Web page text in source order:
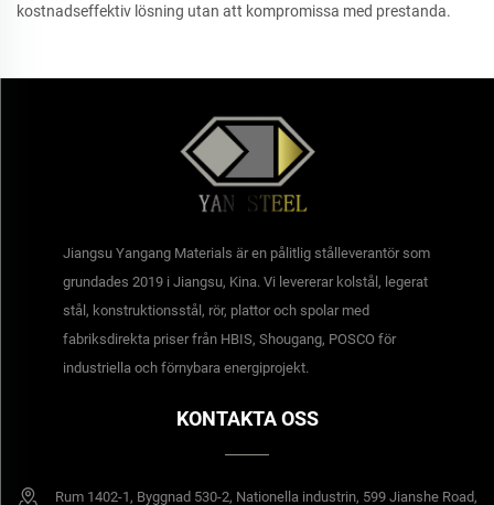
kostnadseffektiv lösning utan att kompromissa med prestanda.
Jiangsu Yangang Materials är en pålitlig stålleverantör som
grundades 2019 i Jiangsu, Kina. Vi levererar kolstål, legerat
stål, konstruktionsstål, rör, plattor och spolar med
fabriksdirekta priser från HBIS, Shougang, POSCO för
industriella och förnybara energiprojekt.
KONTAKTA OSS
Rum 1402-1, Byggnad 530-2, Nationella industrin, 599 Jianshe Road,